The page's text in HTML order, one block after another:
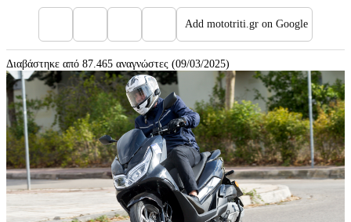
Add mototriti.gr on Google
Διαβάστηκε από 87.465 αναγνώστες (09/03/2025)